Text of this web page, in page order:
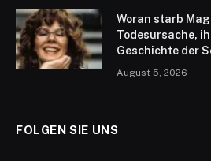
Woran starb
Todesursache,
Geschichte der
August 5, 2026
FOLGEN SIE UNS